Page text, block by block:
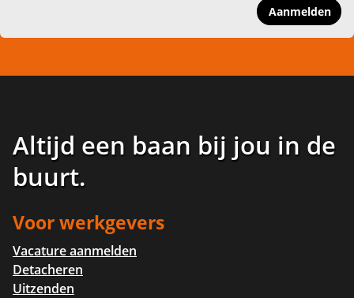
Aanmelden
Altijd een baan bij jou in de
buurt.
Voor werkgevers
Vacature aanmelden
Detacheren
Uitzenden